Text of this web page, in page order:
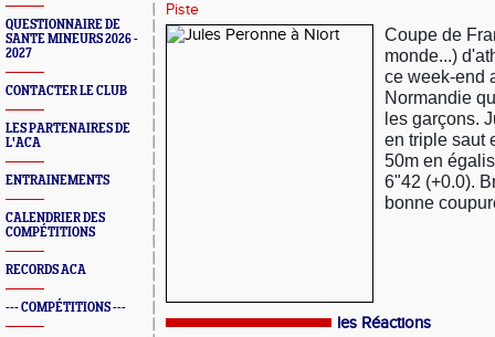
QUESTIONNAIRE DE
SANTE MINEURS 2026 -
2027
CONTACTER LE CLUB
LES PARTENAIRES DE
L'ACA
ENTRAINEMENTS
CALENDRIER DES
COMPÉTITIONS
RECORDS ACA
--- COMPÉTITIONS ---
Piste
Coupe de
monde...)
ce week-end
Normandie
les garçons.
en triple saut
50m en
6"42 (+0.0).
bonne
les Réactions